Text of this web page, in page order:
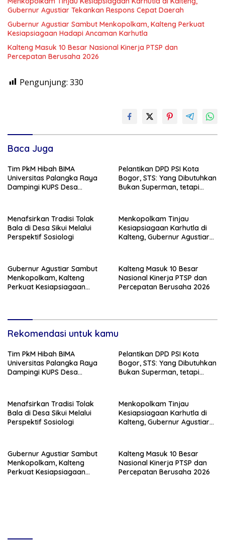
Gubernur Agustiar Tekankan Respons Cepat Daerah
Gubernur Agustiar Sambut Menkopolkam, Kalteng Perkuat
Kesiapsiagaan Hadapi Ancaman Karhutla
Kalteng Masuk 10 Besar Nasional Kinerja PTSP dan
Percepatan Berusaha 2026
Pengunjung: 330
Baca Juga
Tim PkM Hibah BIMA
Universitas Palangka Raya
Dampingi KUPS Desa
Pelantikan DPD PSI Kota
Bogor, STS: Yang Dibutuhkan
Bukan Superman, tetapi
Menafsirkan Tradisi Tolak
Bala di Desa Sikui Melalui
Perspektif Sosiologi
Menkopolkam Tinjau
Kesiapsiagaan Karhutla di
Kalteng, Gubernur Agustiar
Gubernur Agustiar Sambut
Menkopolkam, Kalteng
Perkuat Kesiapsiagaan
Kalteng Masuk 10 Besar
Nasional Kinerja PTSP dan
Percepatan Berusaha 2026
Rekomendasi untuk kamu
Tim PkM Hibah BIMA
Universitas Palangka Raya
Dampingi KUPS Desa
Pelantikan DPD PSI Kota
Bogor, STS: Yang Dibutuhkan
Bukan Superman, tetapi
Menafsirkan Tradisi Tolak
Bala di Desa Sikui Melalui
Perspektif Sosiologi
Menkopolkam Tinjau
Kesiapsiagaan Karhutla di
Kalteng, Gubernur Agustiar
Gubernur Agustiar Sambut
Menkopolkam, Kalteng
Perkuat Kesiapsiagaan
Kalteng Masuk 10 Besar
Nasional Kinerja PTSP dan
Percepatan Berusaha 2026